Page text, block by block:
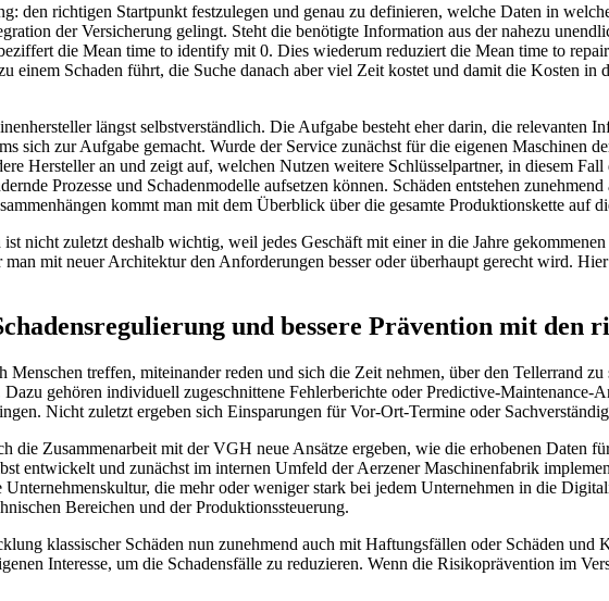
den richtigen Startpunkt festzulegen und genau zu definieren, welche Daten in
der Versicherung gelingt. Steht die benötigte Information aus der nahezu
die Mean time to identify mit 0. Dies wiederum reduziert die Mean time to
einem Schaden führt, die Suche danach aber viel Zeit kostet und damit die Kosten
längst selbstverständlich. Die Aufgabe besteht eher darin, die relevanten
sich zur Aufgabe gemacht. Wurde der Service zunächst für die eigenen Maschinen
Hersteller an und zeigt auf, welchen Nutzen weitere Schlüsselpartner, in diesem
Prozesse und Schadenmodelle aufsetzen können. Schäden entstehen
kommt man mit dem Überblick über die gesamte Produktionskette auf
nicht zuletzt deshalb wichtig, weil jedes Geschäft mit einer in die Jahre
man mit neuer Architektur den Anforderungen besser oder überhaupt gerecht wird.
und bessere Prävention mit den
Menschen treffen, miteinander reden und sich die Zeit nehmen, über den Tellerrand
gehören individuell zugeschnittene Fehlerberichte oder Predictive-
Nicht zuletzt ergeben sich Einsparungen für Vor-Ort-Termine oder
die Zusammenarbeit mit der VGH neue Ansätze ergeben, wie die erhobenen Daten
entwickelt und zunächst im internen Umfeld der Aerzener Maschinenfabrik
die mehr oder weniger stark bei jedem Unternehmen in die
Bereichen und der Produktionssteuerung.
klassischer Schäden nun zunehmend auch mit Haftungsfällen oder Schäden und
Interesse, um die Schadensfälle zu reduzieren. Wenn die Risikoprävention im